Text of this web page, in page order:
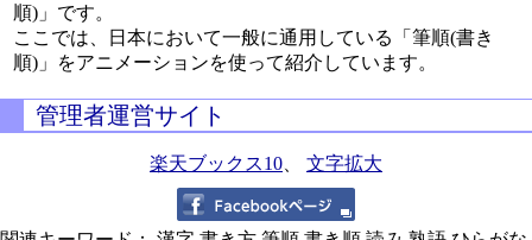
順)」です。
ここでは、日本において一般に通用している「筆順(書き
順)」をアニメーションを使って紹介しています。
管理者運営サイト
楽天ブックス10 文字拡大